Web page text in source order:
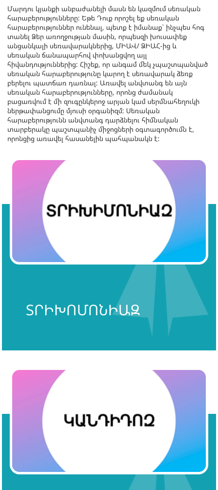
Մարդու կյանքի անբաժանելի մասն են կազմում սեռական
հարաբերությունները: Եթե Դուք որոշել եք սեռական
հարաբերություններ ունենալ, պետք է իմանաք` ինչպես հոգ
տանել Ձեր առողջության մասին, որպեսզի խուսափեք
անցանկալի սեռավարակներից, ՄԻԱՎ/ ՁԻԱՀ-ից և
սեռական ճանապարհով փոխանցվող այլ
հիվանդություններից: Հիշեք, որ անգամ մեկ չպաշտպանված
սեռական հարաբերությունը կարող է սեռավարակ ձեռք
բերելու պատճառ դառնալ: Առավել անվտանգ են այն
սեռական հարաբերությունները, որոնց ժամանակ
բացառվում է մի զուգընկերոջ արյան կամ սերմնահեղուկի
ներթափանցումը մյուսի օրգանիզմ: Սեռական
հարաբերությունն անվտանգ դարձնելու հիմնական
տարբերակը պաշտպանիչ միջոցների օգտագործումն է,
որոնցից առավել հասանելին պահպանակն է:
ՏՐԻԽՈՄՈՆԻԱԶ